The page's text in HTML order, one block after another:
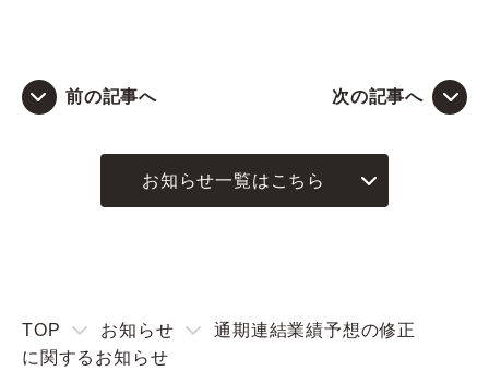
前の記事へ 次の記事へ
お知らせ一覧はこちら
TOP お知らせ
通期連結業績予想の修正
に関するお知らせ